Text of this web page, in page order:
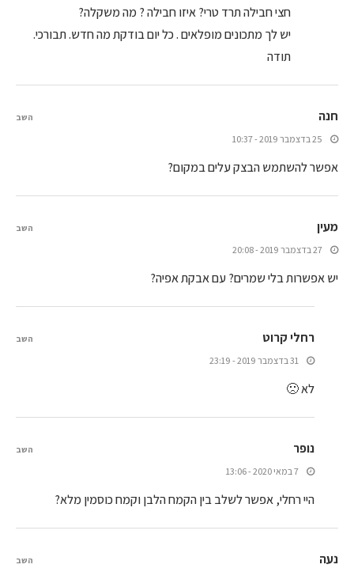
חצי חבילה תרד טרי? איזו חבילה ? מה משקלה?
יש לך מתכונים מופלאים . כל יום בודקת מה חדש. תבורכי.
תודה
חנה
25 בדצמבר 2019 - 10:37
אפשר להשתמש הבצק עלים במקום?
השב
מעין
27 בדצמבר 2019 - 20:08
יש אפשרות בלי שמרים? עם אבקת אפיה?
השב
רחלי קרוט
31 בדצמבר 2019 - 23:19
לא 🙁
השב
נופר
7 במאי 2020 - 13:06
היי רחלי, אפשר לשלב בין הקמח הלבן וקמח כוסמין מלא?
השב
נעה השב